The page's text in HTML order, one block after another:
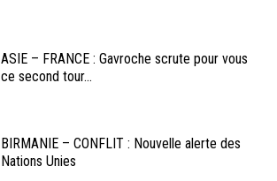
ASIE – FRANCE : Gavroche scrute pour vous
ce second tour...
BIRMANIE – CONFLIT : Nouvelle alerte des
Nations Unies